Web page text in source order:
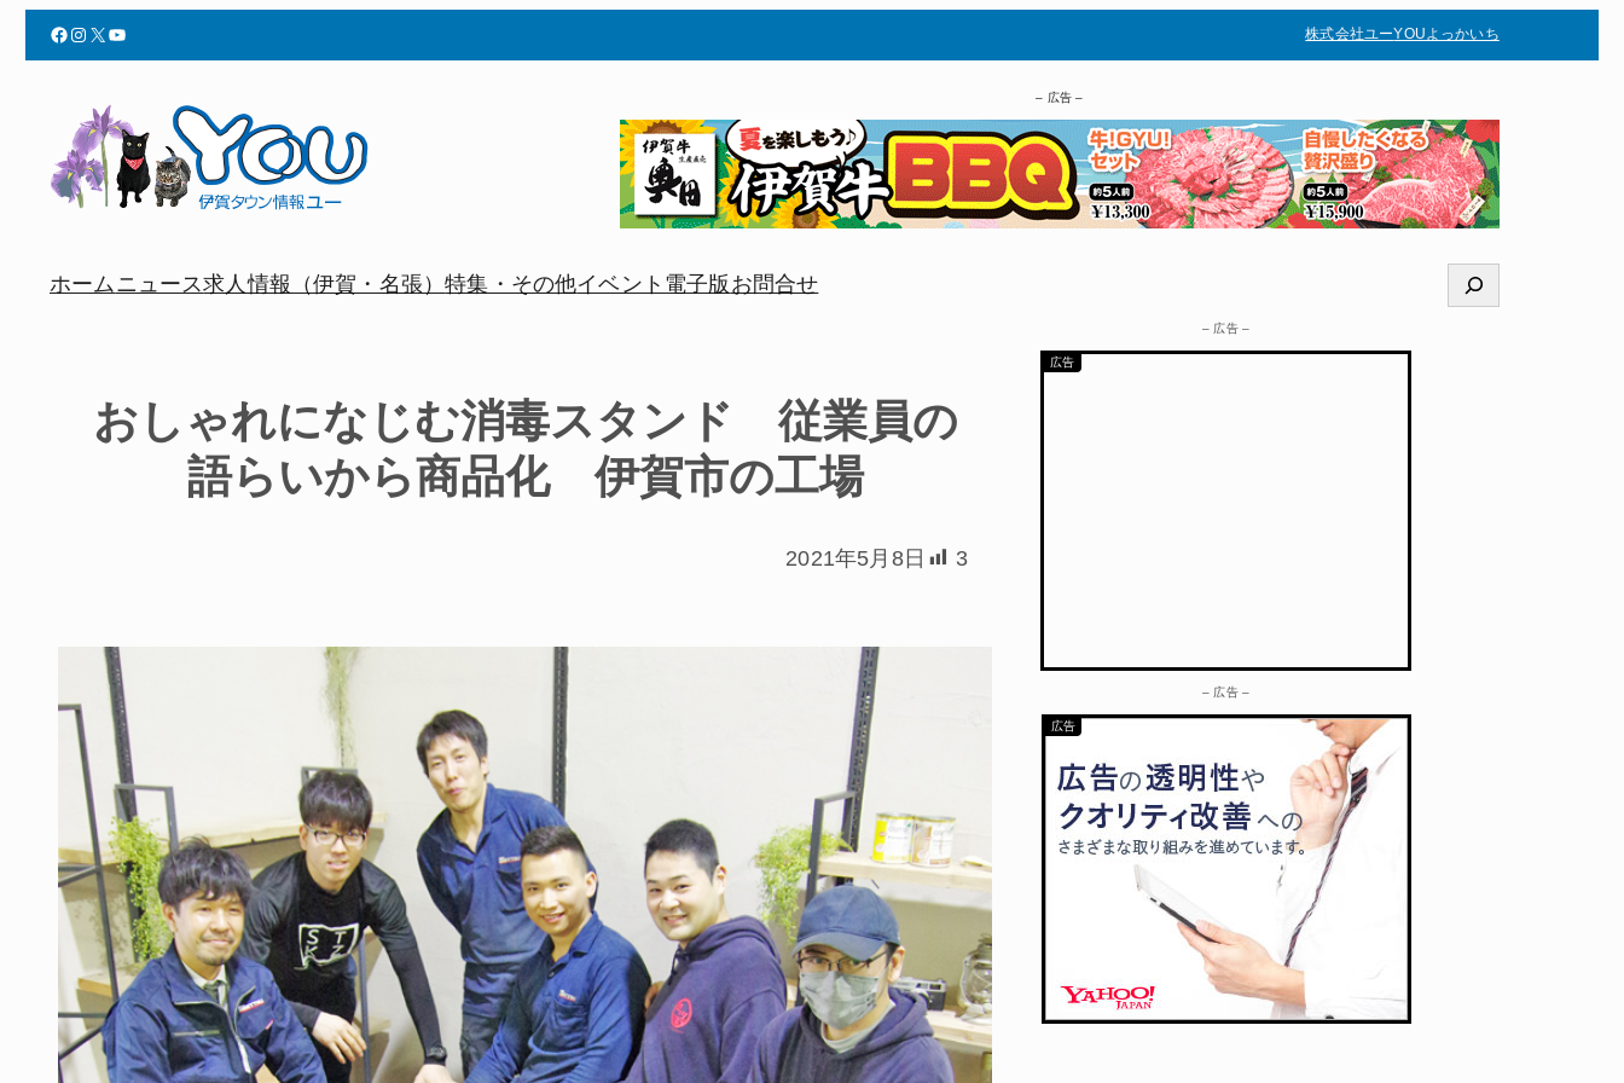
Facebook Instagram X YouTube 株式会社ユーYOUよっかいち
– 広告 –
ホームニュース求人情報（伊賀・名張）特集・その他イベント 電子版 お問合せ
検
索
おしゃれになじむ消毒スタンド 従業員の
語らいから商品化 伊賀市の工場
2021年5月8日 3
– 広告 –
– 広告 –